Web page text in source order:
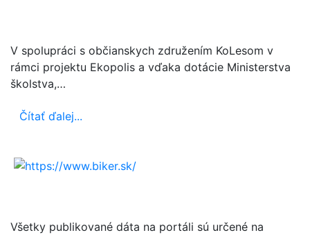
V spolupráci s občianskych združením KoLesom v
rámci projektu Ekopolis a vďaka dotácie Ministerstva
školstva,…
Čítať ďalej...
Všetky publikované dáta na portáli sú určené na